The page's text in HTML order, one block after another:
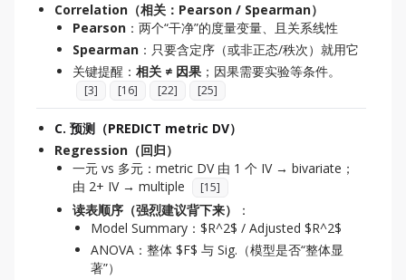
Correlation（相关：Pearson / Spearman）
Pearson ：两个“干净”的度量变量、且关系线性
Spearman ：只要含定序（或非正态/秩次）就用它
关键提醒： 相关 ≠ 因果 ；因果需要实验等条件。
[3] [16] [22] [25]
C. 预测（PREDICT metric DV）
Regression（回归）
一元 vs 多元：metric DV 由 1 个 IV → bivariate；
由 2+ IV → multiple
[15]
读表顺序（强烈建议背下来）
：
Model Summary：$R^2$ / Adjusted $R^2$
ANOVA：整体 $F$ 与 Sig.（模型是否“整体显
著”）